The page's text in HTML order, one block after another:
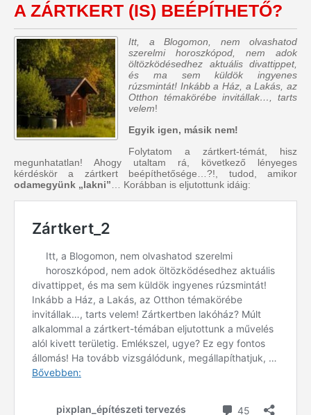
A ZÁRTKERT (IS) BEÉPÍTHETŐ?
Itt, a Blogomon, nem olvashatod
szerelmi horoszkópod, nem adok
öltözködésedhez aktuális divattippet,
és ma sem küldök ingyenes
rúzsmintát! Inkább a Ház, a Lakás, az
Otthon témakörébe invitállak…, tarts
velem!
Egyik igen, másik nem!
Folytatom a zártkert-témát, hisz
megunhatatlan! Ahogy utaltam rá, következő lényeges
kérdéskör a zártkert beépíthetősége…?!, tudod, amikor
odamegyünk „lakni”… Korábban is eljutottunk idáig: